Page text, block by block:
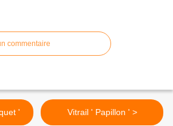
commentaire
' Vitrail ' Papillon ' >